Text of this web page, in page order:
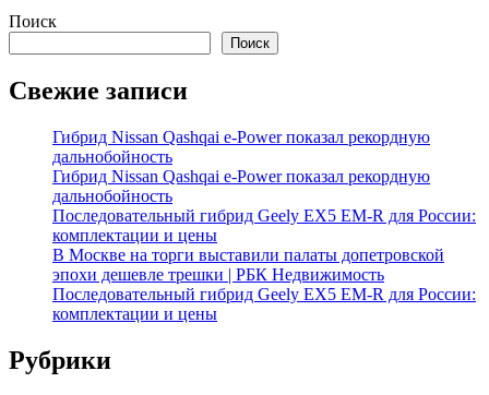
Поиск
Поиск
Свежие записи
Гибрид Nissan Qashqai e-Power показал рекордную
дальнобойность
Гибрид Nissan Qashqai e-Power показал рекордную
дальнобойность
Последовательный гибрид Geely EX5 EM-R для России:
комплектации и цены
В Москве на торги выставили палаты допетровской
эпохи дешевле трешки | РБК Недвижимость
Последовательный гибрид Geely EX5 EM-R для России:
комплектации и цены
Рубрики